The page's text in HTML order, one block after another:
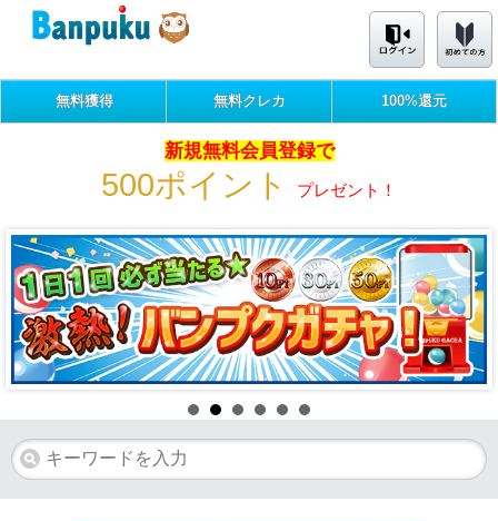
無料獲得 無料クレカ 100%還元
新規無料会員登録で
500ポイント プレゼント！